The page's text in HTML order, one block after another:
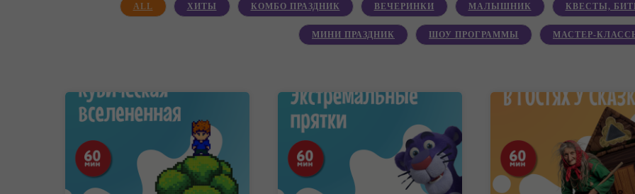
ALL ХИТЫ КОМБО ПРАЗДНИК ВЕЧЕРИНКИ МАЛЫШНИК КВЕСТЫ,
МИНИ ПРАЗДНИК ШОУ ПРОГРАММЫ МАСТЕР-